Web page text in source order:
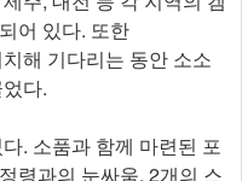
어 있다. 또한
해 기다리는 동안 소소
다.
. 소품과 함께 마련된 포
령과의 눈싸움, 2개의 스